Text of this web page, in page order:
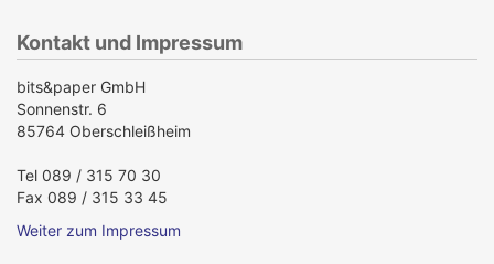
Kontakt und Impressum
bits&paper GmbH
Sonnenstr. 6
85764 Oberschleißheim
Tel 089 / 315 70 30
Fax 089 / 315 33 45
Weiter zum Impressum